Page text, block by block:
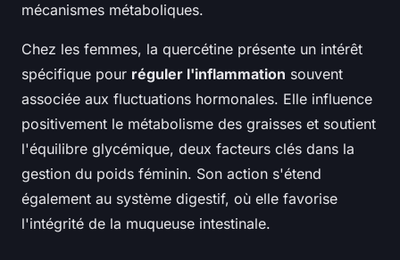
mécanismes métaboliques.
Chez les femmes, la quercétine présente un intérêt
spécifique pour réguler l'inflammation souvent
associée aux fluctuations hormonales. Elle influence
positivement le métabolisme des graisses et soutient
l'équilibre glycémique, deux facteurs clés dans la
gestion du poids féminin. Son action s'étend
également au système digestif, où elle favorise
l'intégrité de la muqueuse intestinale.